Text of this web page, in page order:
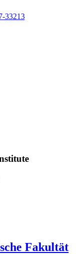
33213
Fakultät